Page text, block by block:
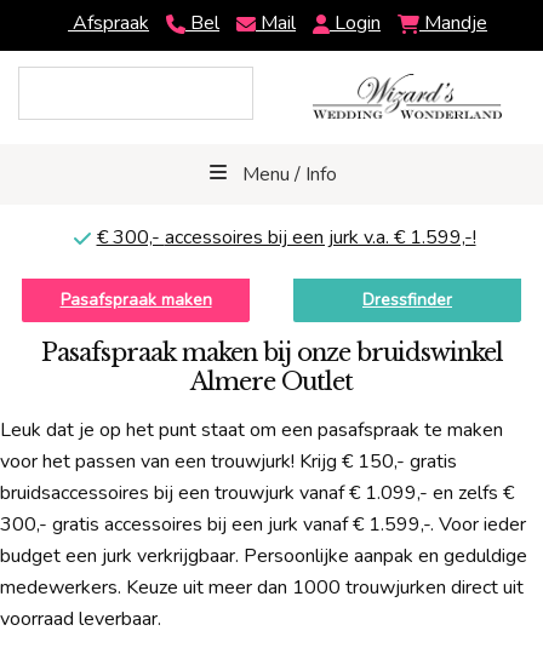
Afspraak Bel Mail Login Mandje
Menu / Info
€ 300,- accessoires bij een jurk v.a. € 1.599,-!
Pasafspraak maken Dressfinder
Pasafspraak maken bij onze bruidswinkel
Almere Outlet
Leuk dat je op het punt staat om een pasafspraak te maken
voor het passen van een trouwjurk! Krijg € 150,- gratis
bruidsaccessoires bij een trouwjurk vanaf € 1.099,- en zelfs €
300,- gratis accessoires bij een jurk vanaf € 1.599,-. Voor ieder
budget een jurk verkrijgbaar. Persoonlijke aanpak en geduldige
medewerkers. Keuze uit meer dan 1000 trouwjurken direct uit
voorraad leverbaar.